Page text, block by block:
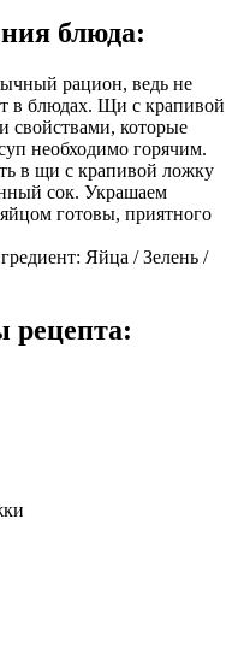
блюда:
рацион, ведь не
в блюдах. Щи с крапивой
свойствами, которые
необходимо горячим.
в щи с крапивой ложку
сок. Украшаем
готовы, приятного
Яйца / Зелень /
рецепта: